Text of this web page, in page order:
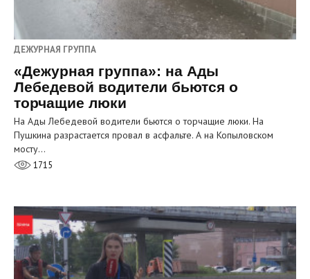
ДЕЖУРНАЯ ГРУППА
«Дежурная группа»: на Ады
Лебедевой водители бьются о
торчащие люки
На Ады Лебедевой водители бьются о торчащие люки. На
Пушкина разрастается провал в асфальте. А на Копыловском
мосту…
1715